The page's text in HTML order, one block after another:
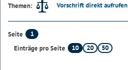
Themen:
Vorschrift direkt aufrufen
Seite
1
Einträge pro Seite
10 20 50